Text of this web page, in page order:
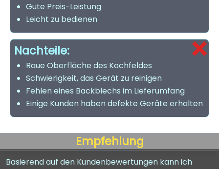
Gute Preis-Leistung
Leicht zu bedienen
Nachteile:
Raue Oberfläche des Kochfeldes
Schwierigkeit, das Gerät zu reinigen
Fehlen eines Backblechs im Lieferumfang
Einige Kunden haben defekte Geräte erhalten
Empfehlung
Basierend auf den Kundenbewertungen kann ich